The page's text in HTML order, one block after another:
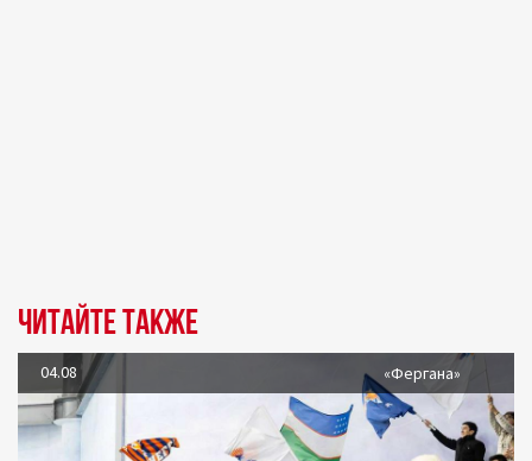
Читайте также
04.08 «Фергана»